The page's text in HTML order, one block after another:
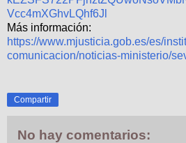
Vcc4mXGhvLQhf6Jl
Más información:
https://www.mjusticia.gob.es/es/
comunicacion/noticias-ministerio/
Compartir
No hay comentarios: